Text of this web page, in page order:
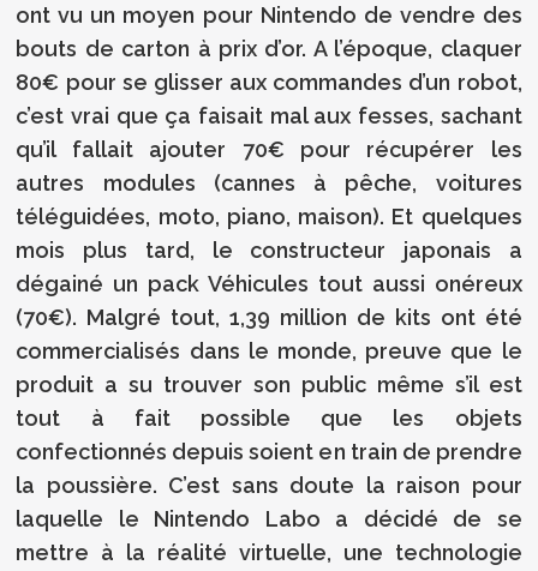
ont vu un moyen pour Nintendo de vendre des
bouts de carton à prix d’or. A l’époque, claquer
80€ pour se glisser aux commandes d’un robot,
c’est vrai que ça faisait mal aux fesses, sachant
qu’il fallait ajouter 70€ pour récupérer les
autres modules (cannes à pêche, voitures
téléguidées, moto, piano, maison). Et quelques
mois plus tard, le constructeur japonais a
dégainé un pack Véhicules tout aussi onéreux
(70€). Malgré tout, 1,39 million de kits ont été
commercialisés dans le monde, preuve que le
produit a su trouver son public même s’il est
tout à fait possible que les objets
confectionnés depuis soient en train de prendre
la poussière. C’est sans doute la raison pour
laquelle le Nintendo Labo a décidé de se
mettre à la réalité virtuelle, une technologie